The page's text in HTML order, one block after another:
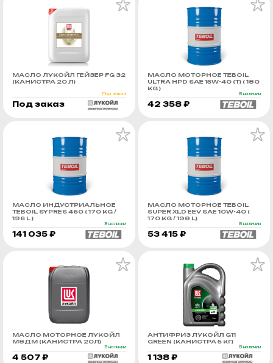
МАСЛО ЛУКОЙЛ ГЕЙЗЕР FG 32
(КАНИСТРА 20 Л)
Под заказ
Под заказ
МАСЛО МОТОРНОЕ TEBOIL
ULTRA HPD SAE 15W-40 (Т) ( 180
KG )
В наличии
42 358 ₽
МАСЛО ИНДУСТРИАЛЬНОЕ
TEBOIL SYPRES 460 ( 170 KG /
196 L )
В наличии
141 035 ₽
МАСЛО МОТОРНОЕ TEBOIL
SUPER XLD EEV SAE 10W-40 (
170 KG / 198 L)
В наличии
53 415 ₽
МАСЛО МОТОРНОЕ ЛУКОЙЛ
М8ДМ (КАНИСТРА 20Л)
В наличии
4 507 ₽
АНТИФРИЗ ЛУКОЙЛ G11
GREEN (КАНИСТРА 5 КГ)
В наличии
1 138 ₽